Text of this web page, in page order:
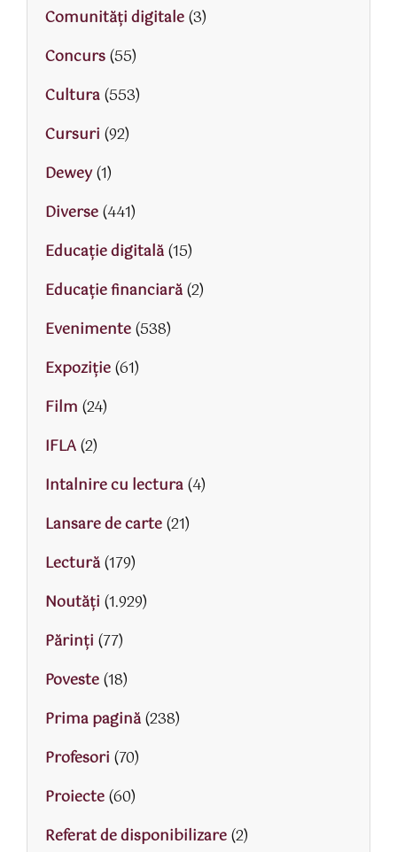
Comunități digitale(3)
Concurs(55)
Cultura(553)
Cursuri (92)
Dewey(1)
Diverse(441)
Educaţie digitală(15)
Educaţie financiară(2)
Evenimente(538)
Expoziție(61)
Film (24)
IFLA(2)
Intalnire cu lectura(4)
Lansare de carte(21)
Lectură(179)
Noutăți (1.929)
Părinţi (77)
Poveste(18)
Prima pagină(238)
Profesori (70)
Proiecte(60)
Referat de disponibilizare(2)